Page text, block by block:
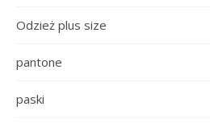
Odzież plus size
pantone
paski